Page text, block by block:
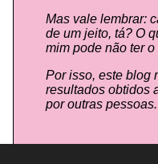
Mas vale lembrar:
de um jeito, tá? O
mim pode não ter
Por isso, este blog
resultados obtidos
por outras pessoas.